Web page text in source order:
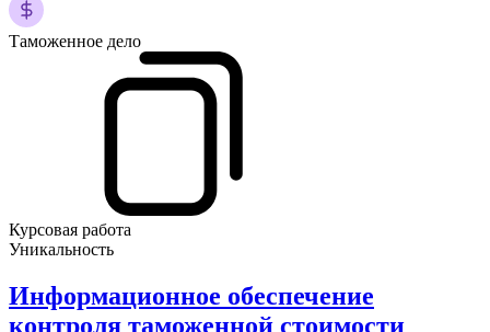
Таможенное дело
Курсовая работа
Уникальность
Информационное обеспечение
контроля таможенной стоимости